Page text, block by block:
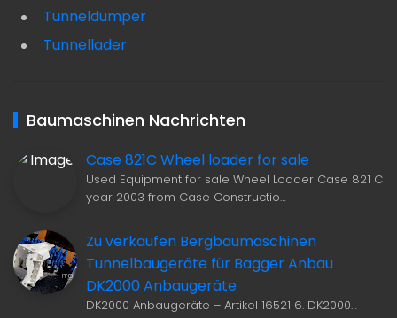
Tunneldumper
Tunnellader
Baumaschinen Nachrichten
Case 821C Wheel loader for sale
Used Equipment for sale Wheel Loader Case 821 C
year 2003 from Case Constructio…
Zu verkaufen Bergbaumaschinen
Tunnelbaugeräte für Bagger Anbau
DK2000 Anbaugeräte
DK2000 Anbaugeräte – Artikel 16521 6. DK2000…